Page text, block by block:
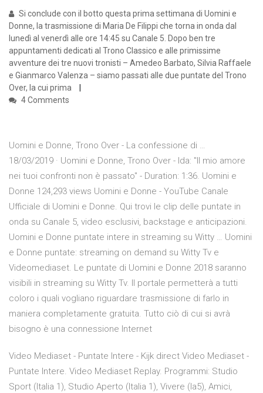
Si conclude con il botto questa prima settimana di Uomini e
Donne, la trasmissione di Maria De Filippi che torna in onda dal
lunedì al venerdì alle ore 14:45 su Canale 5. Dopo ben tre
appuntamenti dedicati al Trono Classico e alle primissime
avventure dei tre nuovi tronisti – Amedeo Barbato, Silvia Raffaele
e Gianmarco Valenza – siamo passati alle due puntate del Trono
Over, la cui prima
4 Comments
Uomini e Donne, Trono Over - La confessione di …
18/03/2019 · Uomini e Donne, Trono Over - Ida: "Il mio amore
nei tuoi confronti non è passato" - Duration: 1:36. Uomini e
Donne 124,293 views Uomini e Donne - YouTube Canale
Ufficiale di Uomini e Donne. Qui trovi le clip delle puntate in
onda su Canale 5, video esclusivi, backstage e anticipazioni.
Uomini e Donne puntate intere in streaming su Witty … Uomini
e Donne puntate: streaming on demand su Witty Tv e
Videomediaset. Le puntate di Uomini e Donne 2018 saranno
visibili in streaming su Witty Tv. Il portale permetterà a tutti
coloro i quali vogliano riguardare trasmissione di farlo in
maniera completamente gratuita. Tutto ciò di cui si avrà
bisogno è una connessione Internet
Video Mediaset - Puntate Intere - Kijk direct Video Mediaset -
Puntate Intere. Video Mediaset Replay. Programmi: Studio
Sport (Italia 1), Studio Aperto (Italia 1), Vivere (la5), Amici,